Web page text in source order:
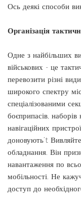
Ось деякі способи
Організація
Одне з найбільших
військових - це
перевозити різні
широкого спектру
спеціалізованими
боєприпасів,
навігаційних
доновують’t
обладнання. Він
навантаження по
мобільності. Не
доступ до